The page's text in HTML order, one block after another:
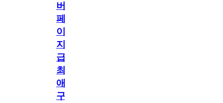
버
페
이
지
급!
최
애
구